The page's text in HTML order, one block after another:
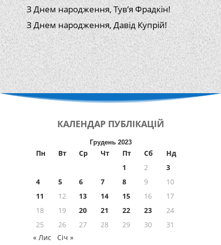
З Днем народження, Тув’я Фрадкін!
З Днем народження, Давід Купрій!
КАЛЕНДАР ПУБЛІКАЦІЙ
Грудень 2023
Пн Вт Ср Чт Пт Сб
Нд
1
2
3
4
5 6 7 8 9
10
11
12 13 14 15 16
17
18
19 20 21 22 23
24
25
26 27 28 29 30
31
« Лис
Січ »